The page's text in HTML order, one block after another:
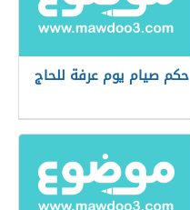
حكم صيام يوم عرفة للحاج